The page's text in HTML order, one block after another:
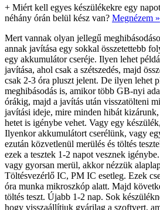
+ Miért kell egyes készülékekre egy
néhány órán belül kész van? Megnézem »
Mert vannak olyan jellegű
annak javítása egy sokkal összetettebb
egy akkumulátor cseréje. Ilyen lehet
javítása, ahol csak a szétszedés, majd
csak 2-3 óra pluszt jelent. De ilyen lehet
meghibásodás is, amikor több GB-nyi
órákig, majd a javítás után visszatölteni
javítási ideje, mire minden hibát kizárunk,
hetet is igénybe vehet. Vagy egy
Ilyenkor akkumulátort cserélünk, vagy
ezután közvetlenül merülés és töltés
ezek a tesztek 1-2 napot vesznek
vagy gyorsan merül, akkor nézzük
Töltésvezérlő IC, PM IC esetleg. Ezek
óra munka mikroszkóp alatt. Majd
töltés teszt. Újabb 1-2 nap. Sok
hogy visszaállítjuk gyárilag a szoftvert,